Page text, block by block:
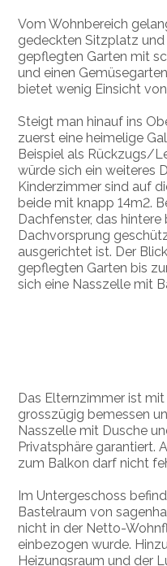
Vom Wohnbereich
gedeckten Sitzplatz
gepflegten Garten mit
und einen
bietet wenig Einsicht
Steigt man hinauf ins
zuerst eine heimelige
Beispiel als Rückzugs/
würde sich ein weiteres
Kinderzimmer sind auf
beide mit knapp 14m2.
Dachfenster, das
Dachvorsprung
ausgerichtet ist. Der
gepflegten Garten bis
sich eine Nasszelle mit
Das Elternzimmer ist
grosszügig bemessen
Nasszelle mit Dusche
Privatsphäre garantiert.
zum Balkon darf nicht
Im Untergeschoss
Bastelraum von
nicht in der Netto-
einbezogen wurde.
Heizungsraum und der